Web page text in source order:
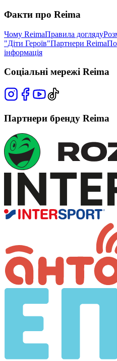
Факти про Reima
Чому ReimaПравила догляду
"Діти Героїв"Партнери Reima
інформація
Соціальні мережі Reima
Партнери бренду Reima